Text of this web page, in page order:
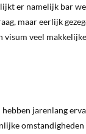
er namelijk bar
maar eerlijk
visum veel
hebben jarenlang